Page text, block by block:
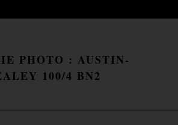
PHOTO : AUSTIN-
100/4 BN2